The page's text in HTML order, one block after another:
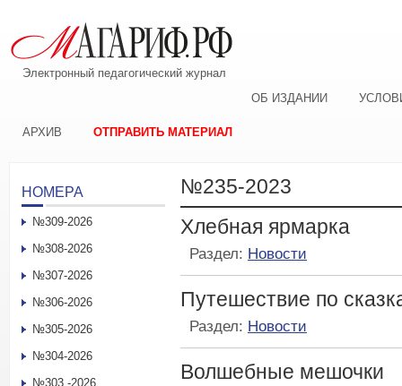
Электронный педагогический журнал
ОБ ИЗДАНИИ
АРХИВ ОТПРАВИТЬ МАТЕРИАЛ
№235-2023
Хлебная ярмарка
Раздел: Новости
Путешествие по
Раздел: Новости
Волшебные мешочки
НОМЕРА
№309-2026
№308-2026
№307-2026
№306-2026
№305-2026
№304-2026
№303 -2026